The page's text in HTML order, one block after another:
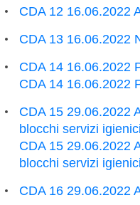
CDA 12 16.06.2022
CDA 13 16.06.2022
CDA 14 16.06.2022
CDA 14 16.06.2022
CDA 15 29.06.2022
blocchi servizi igienici
CDA 15 29.06.2022
blocchi servizi
CDA 16 29.06.2022